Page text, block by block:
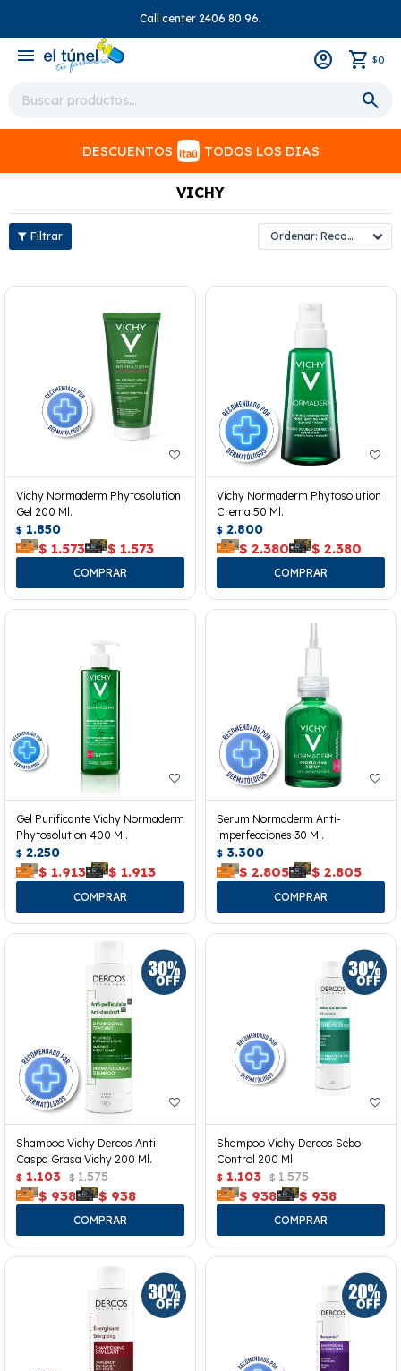
Call center 2406 80 96.
menu $0
DESCUENTOS TODOS LOS DIAS
VICHY
Recomendados
Vichy Normaderm Phytosolution
Gel 200 Ml.
$ 1.850
$ 1.573 $ 1.573
Vichy Normaderm Phytosolution
Crema 50 Ml.
$ 2.800
$ 2.380 $ 2.380
Gel Purificante Vichy Normaderm
Phytosolution 400 Ml.
$ 2.250
$ 1.913 $ 1.913
Serum Normaderm Anti-
imperfecciones 30 Ml.
$ 3.300
$ 2.805 $ 2.805
Shampoo Vichy Dercos Anti
Caspa Grasa Vichy 200 Ml.
$ 1.103 $ 1.575
$ 938 $ 938
Shampoo Vichy Dercos Sebo
Control 200 Ml
$ 1.103 $ 1.575
$ 938 $ 938
close